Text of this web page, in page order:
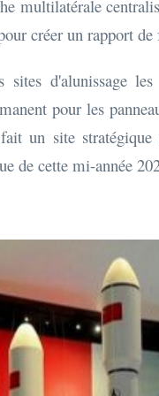
multilatérale
créer un rapport
d'alunissage
pour les
un site
de cette mi-année